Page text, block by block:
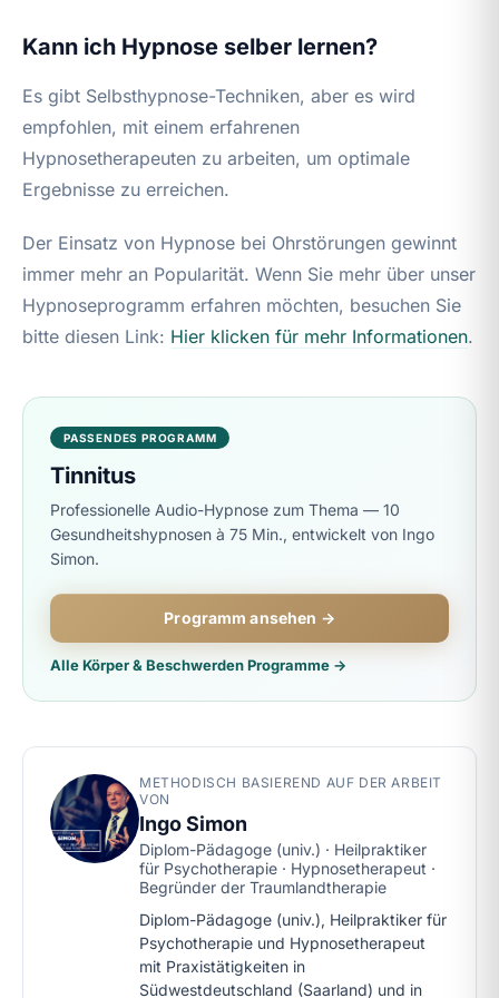
Kann ich Hypnose selber lernen?
Es gibt Selbsthypnose-Techniken, aber es wird
empfohlen, mit einem erfahrenen
Hypnosetherapeuten zu arbeiten, um optimale
Ergebnisse zu erreichen.
Der Einsatz von Hypnose bei Ohrstörungen gewinnt
immer mehr an Popularität. Wenn Sie mehr über unser
Hypnoseprogramm erfahren möchten, besuchen Sie
bitte diesen Link: Hier klicken für mehr Informationen.
PASSENDES PROGRAMM
Tinnitus
Professionelle Audio-Hypnose zum Thema — 10
Gesundheitshypnosen à 75 Min., entwickelt von Ingo
Simon.
Programm ansehen →
Alle Körper & Beschwerden Programme →
METHODISCH BASIEREND AUF DER ARBEIT
VON
Ingo Simon
Diplom-Pädagoge (univ.) · Heilpraktiker
für Psychotherapie · Hypnosetherapeut ·
Begründer der Traumlandtherapie
Diplom-Pädagoge (univ.), Heilpraktiker für
Psychotherapie und Hypnosetherapeut
mit Praxistätigkeiten in
Südwestdeutschland (Saarland) und in